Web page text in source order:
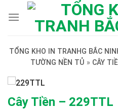
TỔNG KHO IN TRANHG BẮC
TƯỜNG NỀN TỦ » CÂY
Cây Tiền – 229TTL